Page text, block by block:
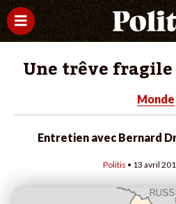
Une trêve
Monde
Entretien avec Bernard
Politis • 13 avril